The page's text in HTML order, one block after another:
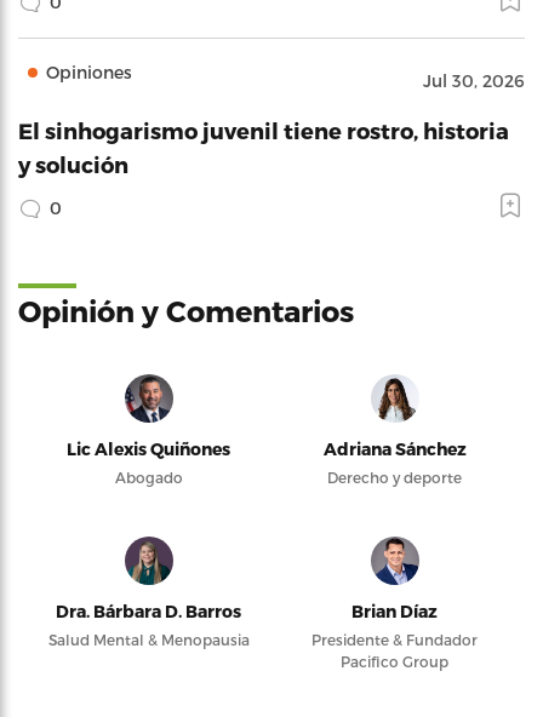
Opiniones Jul 30, 2026
El sinhogarismo juvenil tiene rostro, historia
y solución
0
Opinión y Comentarios
Lic Alexis Quiñones
Abogado
Adriana Sánchez
Derecho y deporte
Dra. Bárbara D. Barros
Salud Mental & Menopausia
Brian Díaz
Presidente & Fundador
Pacifico Group